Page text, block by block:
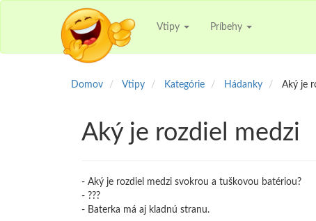
Vtipy Príbehy
Domov Vtipy Kategórie Hádanky Aký je
Aký je rozdiel medzi
- Aký je rozdiel medzi svokrou a tuškovou batériou?
- ???
- Baterka má aj kladnú stranu.